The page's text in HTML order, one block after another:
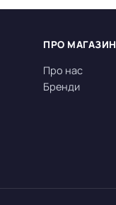
ПРО МАГАЗИН
Про нас
Бренди